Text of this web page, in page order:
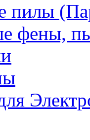
пилы
фены,